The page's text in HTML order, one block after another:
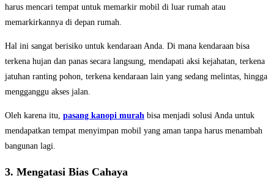
harus mencari tempat untuk memarkir mobil di luar rumah atau
memarkirkannya di depan rumah.
Hal ini sangat berisiko untuk kendaraan Anda. Di mana kendaraan bisa
terkena hujan dan panas secara langsung, mendapati aksi kejahatan, terkena
jatuhan ranting pohon, terkena kendaraan lain yang sedang melintas, hingga
mengganggu akses jalan.
Oleh karena itu, pasang kanopi murah bisa menjadi solusi Anda untuk
mendapatkan tempat menyimpan mobil yang aman tanpa harus menambah
bangunan lagi.
3. Mengatasi Bias Cahaya